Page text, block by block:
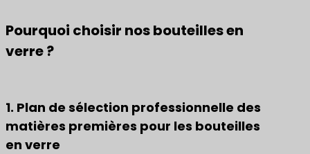
Pourquoi choisir nos bouteilles en
verre ?
1. Plan de sélection professionnelle des
matières premières pour les bouteilles
en verre